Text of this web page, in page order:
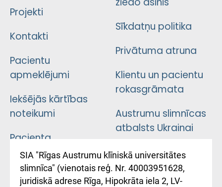
Projekti
Kontakti
Pacientu
apmeklējumi
Iekšējās kārtības
noteikumi
Pacienta
atsauksmju/sūdzību
iesniegšanas
kārtība
Sīkdatņu politika
Privātuma atruna
Klientu un pacientu
rokasgrāmata
Austrumu slimnīcas
atbalsts Ukrainai
Підтримка Східної
лікарні та співпраця з
Україною
SIA "Rīgas Austrumu klīniskā universitātes
slimnīca" (vienotais reģ. Nr. 40003951628,
juridiskā adrese Rīga, Hipokrāta iela 2, LV-